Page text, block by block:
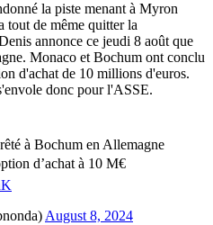
la piste menant à Myron
tout de même quitter la
annonce ce jeudi 8 août que
Monaco et Bochum ont conclu
d'achat de 10 millions d'euros.
donc pour l'ASSE.
à Bochum en Allemagne
d’achat à 10 M€
August 8, 2024